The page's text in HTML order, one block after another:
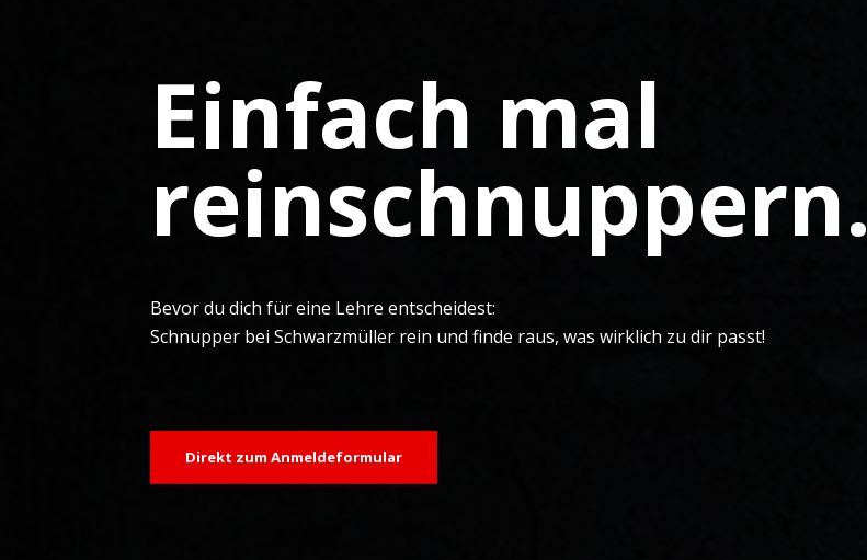
Einfach mal
reinschnuppern.
Bevor du dich für eine Lehre entscheidest:
Schnupper bei Schwarzmüller rein und finde raus, was wirklich zu dir passt!
Direkt zum Anmeldeformular